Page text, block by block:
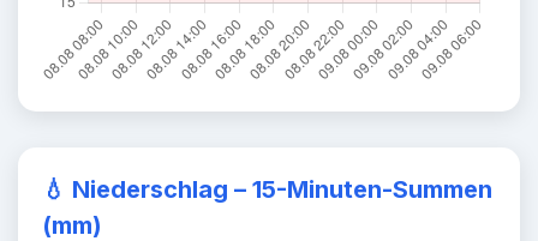
💧 Niederschlag – 15-Minuten-Summen
(mm)